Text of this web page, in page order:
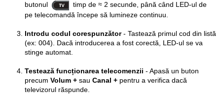
butonul
timp de ≈ 2 secunde, până când LED-ul de
pe telecomandă începe să lumineze continuu.
Introdu codul corespunzător- Tastează primul cod din listă
(ex: 004). Dacă introducerea a fost corectă, LED-ul se va
stinge automat.
Testează funcționarea telecomenzii - Apasă un buton
precum Volum + sau Canal + pentru a verifica dacă
televizorul răspunde.